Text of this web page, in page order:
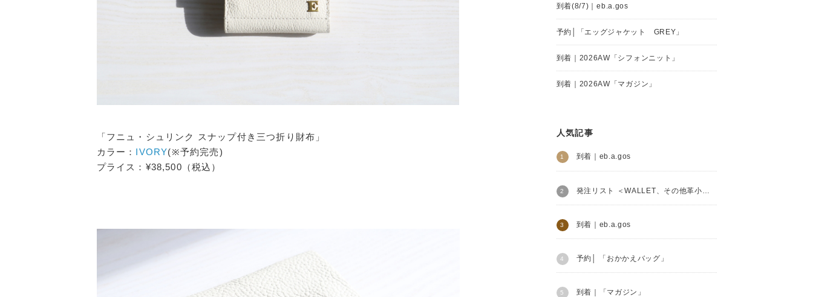
「フニュ・シュリンク
スナップ付き三つ折り財布」
カラー： IVORY(※予約完売)
プライス：¥38,500（税込）
到着(8/7)｜eb.a.gos
予約│「エッグジャケット GREY」
到着｜2026AW「シフォンニット」
到着｜2026AW「マガジン」
人気記事
到着｜eb.a.gos
発注リスト ＜WALLET、その他革小物＞│Henry Beguelin
到着｜eb.a.gos
予約│ 「おかかえバッグ」
到着｜「マガジン」